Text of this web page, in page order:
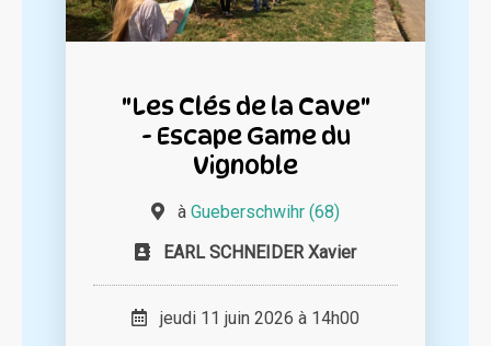
"Les Clés de la Cave"
- Escape Game du
Vignoble
à Gueberschwihr (68)
EARL SCHNEIDER Xavier
jeudi 11 juin 2026 à 14h00